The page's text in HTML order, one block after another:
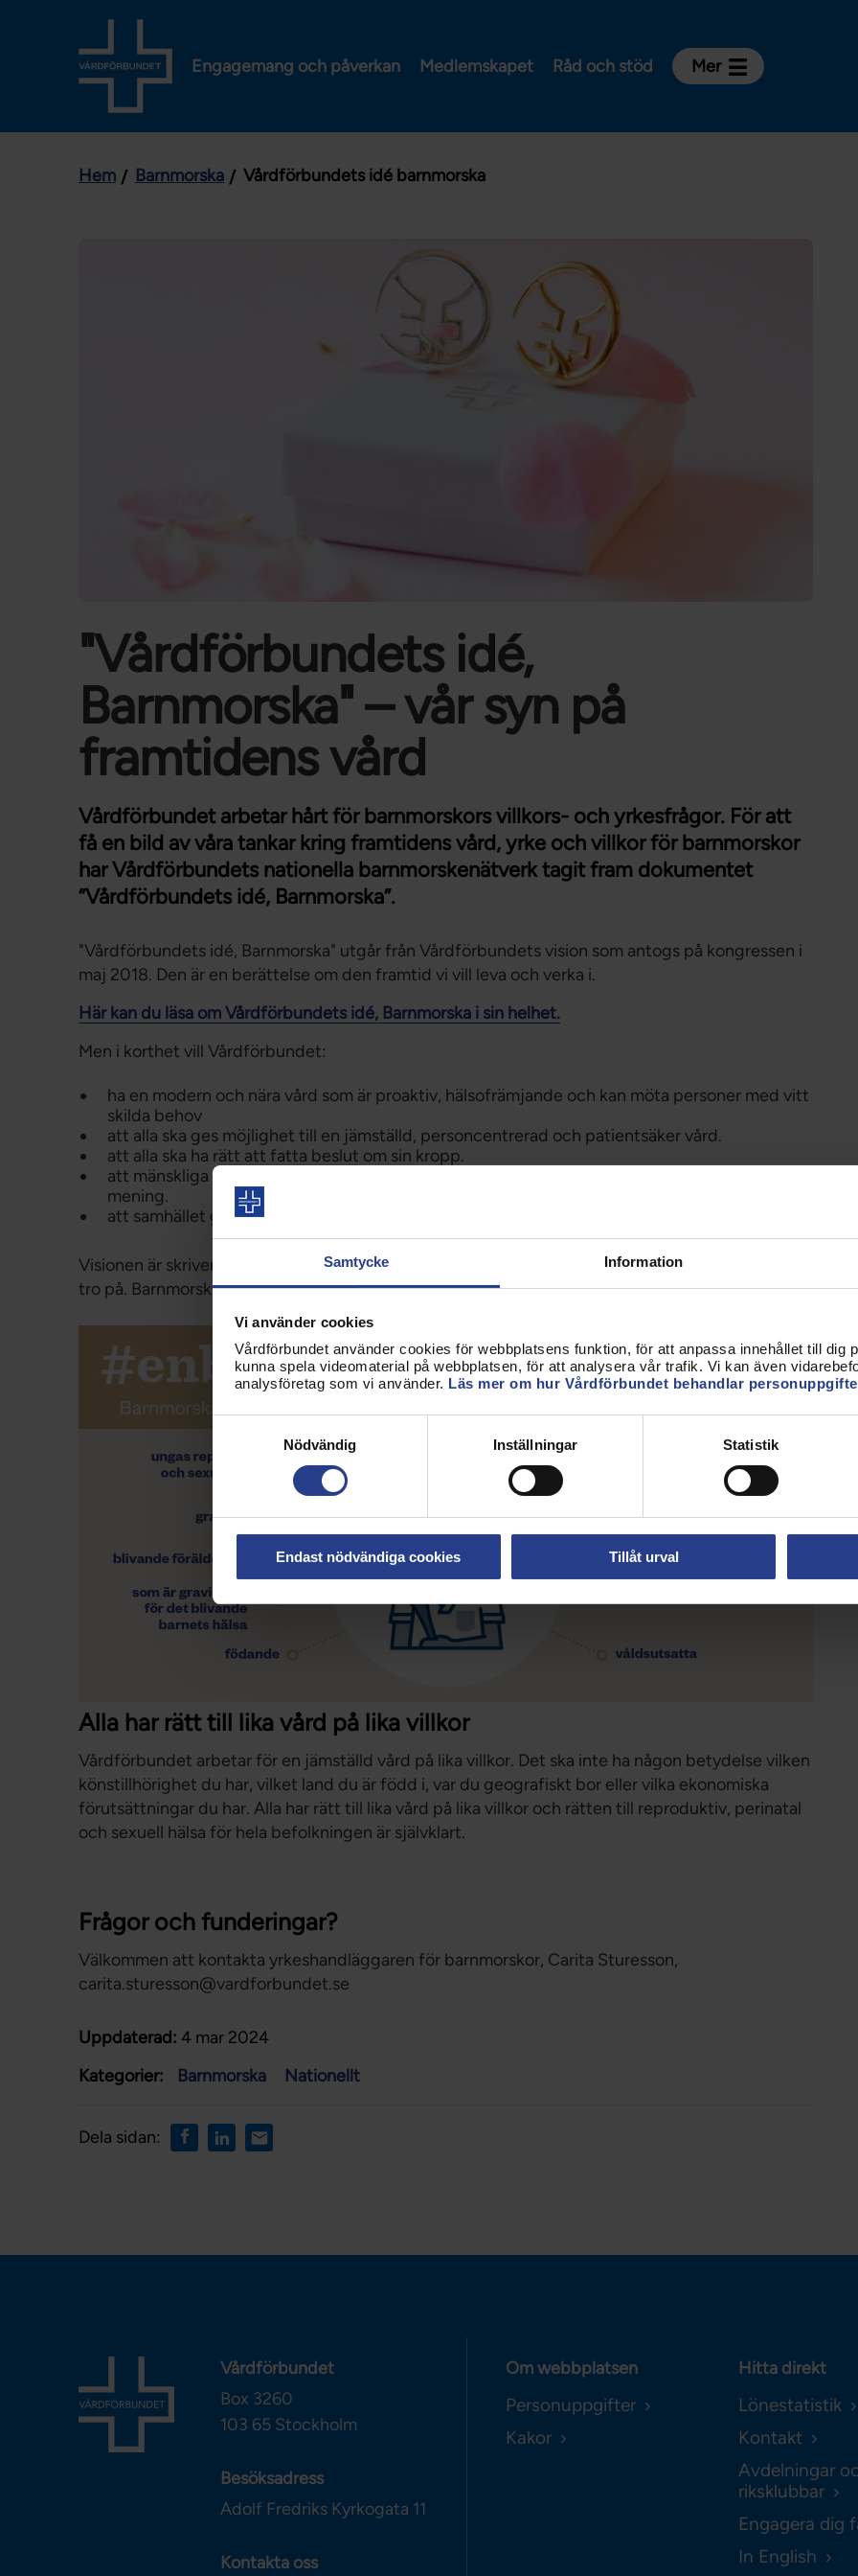
Samtycke Information
Vi använder cookies
Vårdförbundet använder cookies för webbplatsens funktion, för att anpassa innehållet till dig
kunna spela videomaterial på webbplatsen, för att analysera vår trafik. Vi kan även
analysföretag som vi använder. Läs mer om hur Vårdförbundet behandlar
Nödvändig
Inställningar Statistik
Endast nödvändiga cookies Tillåt urval
Engagemang och påverkan Medlemskapet Råd och stöd Mer
Om Vårdförbundet
För dig som är:
Sjuksköterska
Barnmorska
Röntgensjuksköterska
Hem Barnmorska Vårdförbundets idé barnmorska
"Vårdförbundets idé,
Barnmorska" – vår syn på
framtidens vård
Vårdförbundet arbetar hårt för barnmorskors villkors- och yrkesfrågor. För att
få en bild av våra tankar kring framtidens vård, yrke och villkor för barnmorskor
har Vårdförbundets nationella barnmorskenätverk tagit fram dokumentet
”Vårdförbundets idé, Barnmorska”.
"Vårdförbundets idé, Barnmorska" utgår från Vårdförbundets vision som antogs på kongressen i
maj 2018. Den är en berättelse om den framtid vi vill leva och verka i.
Här kan du läsa om Vårdförbundets idé, Barnmorska i sin helhet.
Men i korthet vill Vårdförbundet:
ha en modern och nära vård som är proaktiv, hälsofrämjande och kan möta personer med vitt
skilda behov
att alla ska ges möjlighet till en jämställd, personcentrerad och patientsäker vård.
att alla ska ha rätt att fatta beslut om sin kropp.
att mänskliga rättigheter är verklighet överallt och att alla upplever hälsa, livskvalitet och
mening.
att samhället genomsyras av jämställdhet på alla plan.
Visionen är skriven i ett framtida perspektiv och målar upp en bild av en framtid vi har modet att
tro på. Barnmorskan finns för dig genom hela livet inom många olika områden:
Alla har rätt till lika vård på lika villkor
Vårdförbundet arbetar för en jämställd vård på lika villkor. Det ska inte ha någon betydelse vilken
könstillhörighet du har, vilket land du är född i, var du geografiskt bor eller vilka ekonomiska
förutsättningar du har. Alla har rätt till lika vård på lika villkor och rätten till reproduktiv, perinatal
och sexuell hälsa för hela befolkningen är självklart.
Frågor och funderingar?
Välkommen att kontakta yrkeshandläggaren för barnmorskor, Carita Sturesson,
carita.sturesson@vardforbundet.se
Uppdaterad: 4 mar 2024
Kategorier:
Barnmorska Nationellt
Dela sidan:
Vårdförbundet
Box 3260
103 65 Stockholm
Besöksadress
Adolf Fredriks Kyrkogata 11
Kontakta oss
Om webbplatsen
Personuppgifter
Kakor
Hitta direkt
Lönestatistik
Kontakt
Avdelningar
riksklubbar
Engagera dig
In English